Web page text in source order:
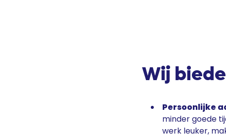
Wij
Persoonlijke
minder goede
werk leuker,